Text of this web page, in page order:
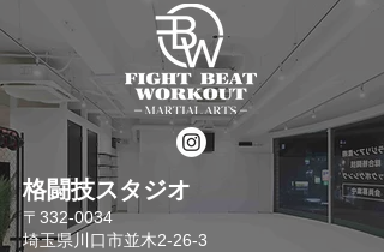
格闘技スタジオ
​〒332-0034
埼玉県川口市並木2-26-3